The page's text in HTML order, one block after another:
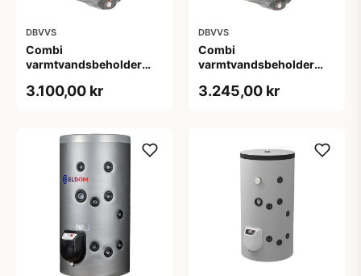
DBVVS
Combi
varmtvandsbeholder
spiral
3.100,00 kr
DBVVS
Combi
varmtvandsbeholder
spiral
3.245,00 kr